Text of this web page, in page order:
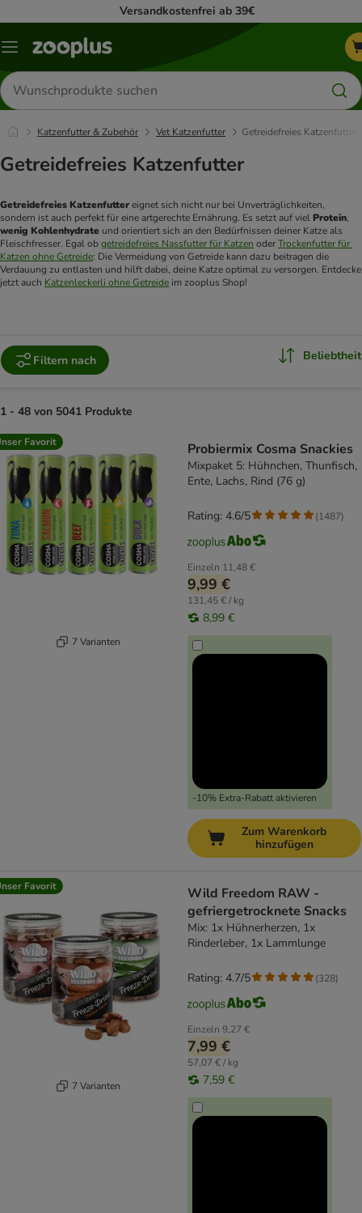
Versandkostenfrei ab 39€
Menü
Produkte
suchen
Katzenfutter & Zubehör Vet Katzenfutter Getreidefreies Katzenfutter
Getreidefreies Katzenfutter
Getreidefreies Katzenfutter eignet sich nicht nur bei Unverträglichkeiten,
sondern ist auch perfekt für eine artgerechte Ernährung. Es setzt auf viel Protein
wenig Kohlenhydrate und orientiert sich an den Bedürfnissen deiner Katze als
Fleischfresser. Egal ob getreidefreies Nassfutter für Katzen oder Trockenfutter für
Katzen ohne Getreide: Die Vermeidung von Getreide kann dazu beitragen die
Verdauung zu entlasten und hilft dabei, deine Katze optimal zu versorgen. Entdecke
jetzt auch Katzenleckerli ohne Getreide
Filtern nach Beliebtheit
1 - 48 von 5041 Produkte
product items have been changed
Favorit
7 Varianten
Probiermix Cosma Snackies
Mixpaket 5: Hühnchen, Thunfisch,
Ente, Lachs, Rind (76 g)
Einzeln 11,48 €
9,99 €
131,45 € / kg
8,99 €
-10% Extra-Rabatt aktivieren
Rating: 4.6/5 (1487)
Zum Warenkorb
hinzufügen
Favorit
7 Varianten
Wild Freedom RAW -
gefriergetrocknete Snacks
Mix: 1x Hühnerherzen, 1x
Rinderleber, 1x Lammlunge
Einzeln 9,27 €
7,99 €
57,07 € / kg
7,59 €
Rating: 4.7/5 (328)